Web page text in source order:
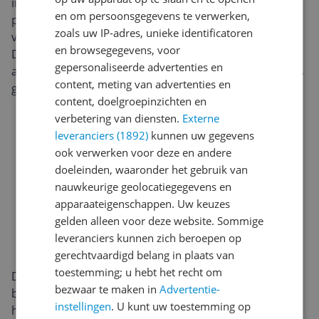
porties slush of ijskoude drankjes, ideaal voor een
verjaardag, zomerfeest of gewoon voor thuisgebruik.
Dankzij de praktische bouw is dit een machine die niet
alleen leuk oogt, maar ook is ontworpen voor dagelijks
gemak.
Deze slushmachine is gemaakt voor eenvoudig en
betrouwbaar gebruik. Het vermogen van 200 watt
helpt om ingrediënten snel te verwerken, terwijl de
en om persoonsgegevens te verwerken,
zoals uw IP-adres, unieke identificatoren
en browsegegevens, voor
gepersonaliseerde advertenties en
content, meting van advertenties en
content, doelgroepinzichten en
verbetering van diensten. Externe
leveranciers (1892) kunnen uw gegevens
ook verwerken voor deze en andere
doeleinden, waaronder het gebruik van
nauwkeurige geolocatiegegevens en
apparaateigenschappen. Uw keuzes
gelden alleen voor deze website. Sommige
leveranciers kunnen zich beroepen op
gerechtvaardigd belang in plaats van
toestemming; u hebt het recht om
bezwaar te maken inAdvertentie-
instellingen. U kunt uw toestemming op